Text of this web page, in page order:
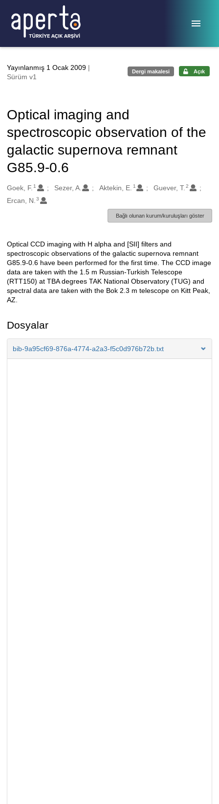
Yayınlanmış 1 Ocak 2009 |
Sürüm v1
Dergi makalesi Açık
Optical imaging and
spectroscopic observation of the
galactic supernova remnant
G85.9-0.6
Oluşturanlar
Goek, F. 1 Sezer, A. Aktekin, E. 1 Guever, T. 2
Ercan, N. 3
Bağlı olunan kurum/kuruluşları göster
Açıklama
Optical CCD imaging with H alpha and [SII] filters and
spectroscopic observations of the galactic supernova remnant
G85.9-0.6 have been performed for the first time. The CCD image
data are taken with the 1.5 m Russian-Turkish Telescope
(RTT150) at TBA degrees TAK National Observatory (TUG) and
spectral data are taken with the Bok 2.3 m telescope on Kitt Peak,
AZ.
Dosyalar
bib-9a95cf69-876a-4774-a2a3-f5c0d976b72b.txt